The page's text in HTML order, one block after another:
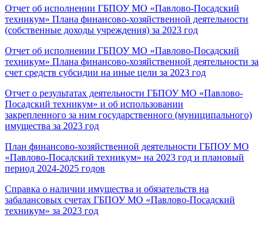
Отчет об исполнении ГБПОУ МО «Павлово-Посадский
техникум» Плана финансово-хозяйственной деятельности
(собственные доходы учреждения) за 2023 год
Отчет об исполнении ГБПОУ МО «Павлово-Посадский
техникум» Плана финансово-хозяйственной деятельности за
счет средств субсидии на иные цели за 2023 год
Отчет о результатах деятельности ГБПОУ МО «Павлово-
Посадский техникум» и об использовании
закрепленного за ним государственного (муниципального)
имущества за 2023 год
План финансово-хозяйственной деятельности ГБПОУ МО
«Павлово-Посадский техникум» на 2023 год и плановый
период 2024-2025 годов
Справка о наличии имущества и обязательств на
забалансовых счетах ГБПОУ МО «Павлово-Посадский
техникум» за 2023 год